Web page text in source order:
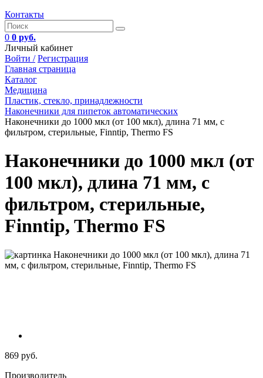
Контакты
0 0 руб.
Личный кабинет
Войти / Регистрация
Главная страница
Каталог
Медицина
Пластик, стекло, принадлежности
Наконечники для пипеток автоматических
Наконечники до 1000 мкл (от 100 мкл), длина 71 мм, с
фильтром, стерильные, Finntip, Thermo FS
Наконечники до 1000 мкл (от
100 мкл), длина 71 мм, с
фильтром, стерильные,
Finntip, Thermo FS
869 руб.
Производитель